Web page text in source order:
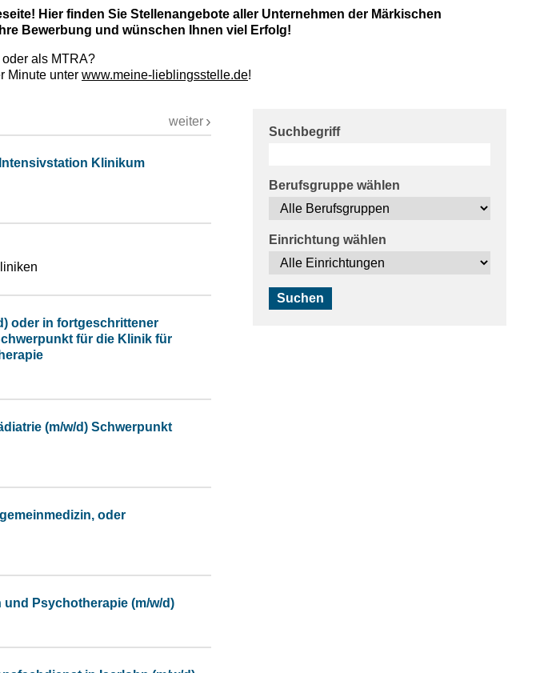
Hier finden Sie Stellenangebote aller Unternehmen der Märkischen
Bewerbung und wünschen Ihnen viel Erfolg!
als MTRA?
Minute unter www.meine-lieblingsstelle.de!
weiter
Klinikum
oder in fortgeschrittener
für die Klinik für
(m/w/d) Schwerpunkt
oder
Psychotherapie (m/w/d)
Suchbegriff
Berufsgruppe wählen
Einrichtung wählen